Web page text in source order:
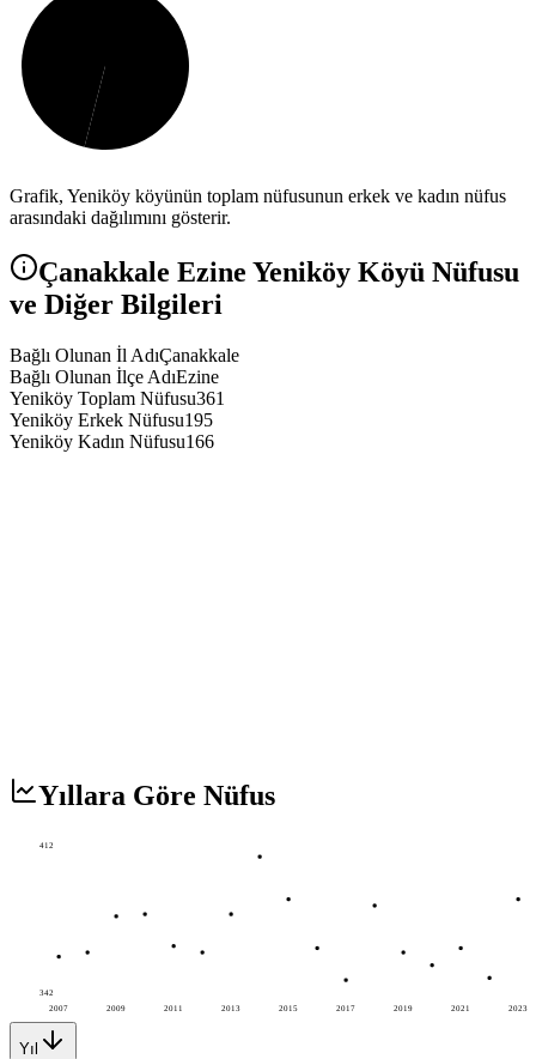
Grafik, Yeniköy köyünün toplam nüfusunun erkek ve kadın nüfus
arasındaki dağılımını gösterir.
Çanakkale Ezine Yeniköy Köyü Nüfusu
ve Diğer Bilgileri
Bağlı Olunan İl AdıÇanakkale
Bağlı Olunan İlçe AdıEzine
Yeniköy Toplam Nüfusu361
Yeniköy Erkek Nüfusu195
Yeniköy Kadın Nüfusu166
Yıllara Göre Nüfus
2007 2009 2011 2013 2015 2017 2019 2021 2023
412
342
Yıl